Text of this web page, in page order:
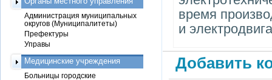
время
и
Добавить
Администрация муниципальных
округов (Муниципалитеты)
Префектуры
Управы
Медицинские учреждения
Больницы городские